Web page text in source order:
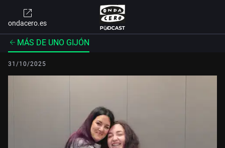
ondacero.es
MÁS DE UNO GIJÓN
31/10/2025